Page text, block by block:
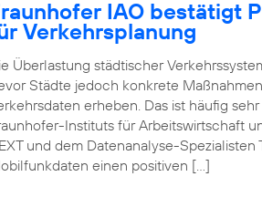
IAO bestätigt
Verkehrsplanung
Überlastung städtischer
Städte jedoch konkrete
erheben. Das ist häufig
Instituts für Arbeitswirtschaft
und dem Datenanalyse-
einen positiven […]